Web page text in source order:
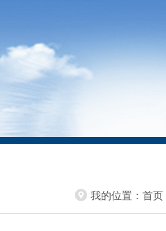
我的位置： 首页